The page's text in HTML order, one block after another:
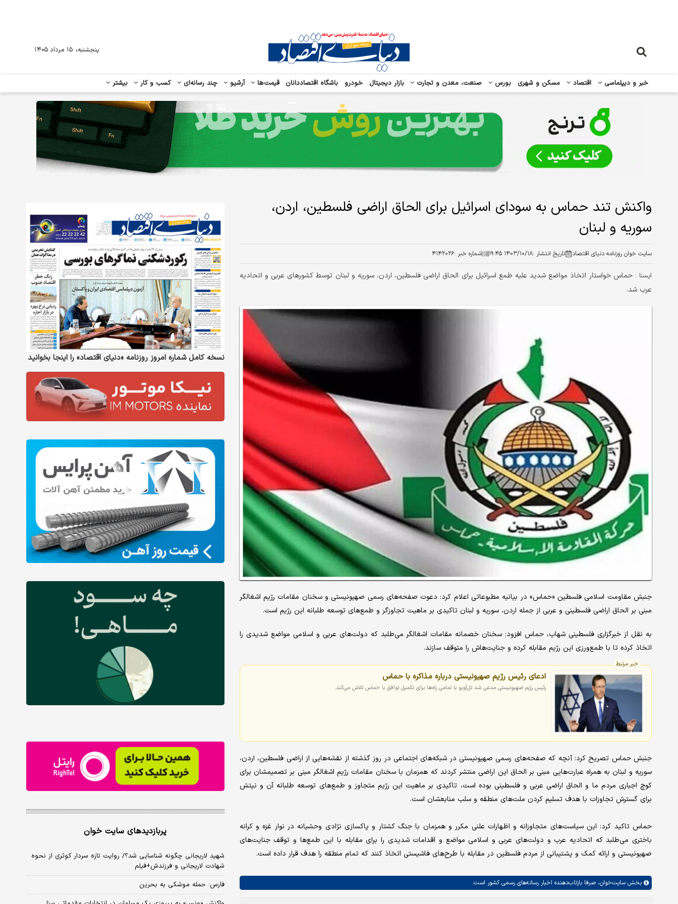
خبر و دیپلماسی اقتصاد مسکن و شهری بورس صنعت، معدن و تجارت بازار دیجیتال خودرو باشگاه اقتصاددانان قیمت‌ها آرشیو چند رسانه‌ای کسب و کار بیشتر
پنجشنبه، ۱۵ مرداد ۱۴۰۵
واکنش تند حماس به سودای اسرائیل برای الحاق اراضی فلسطین، اردن،
سوریه و لبنان
سایت خوان روزنامه دنیای اقتصاد تاریخ انتشار :۱۴۰۳/۱۰/۱۸ ۱۹:۴۵ شماره خبر :۴۱۴۲۰۲۶
ايسنا :حماس خواستار اتخاذ مواضع شدید علیه طمع اسرائیل برای الحاق اراضی فلسطین، اردن، سوریه و لبنان توسط کشورهای عربی و اتحادیه
عرب شد.
جنبش مقاومت اسلامی فلسطین «حماس» در بیانیه مطبوعاتی اعلام کرد: دعوت صفحه‌های رسمی صهیونیستی و سخنان مقامات رژیم اشغالگر
مبنی بر الحاق اراضی فلسطینی و عربی از جمله اردن، سوریه و لبنان تاکیدی بر ماهیت تجاوزگر و طمع‌های توسعه طلبانه این رژیم است.
به نقل از خبرگزاری فلسطینی شهاب، حماس افزود: سخنان خصمانه مقامات اشغالگر می‌طلبد که دولت‌های عربی و اسلامی مواضع شدیدی را
اتخاذ کرده تا با طمع‌ورزی این رژیم مقابله کرده و جنایت‌هاش را متوقف سازند.
خبر مرتبط
ادعای رئیس رژیم صهیونیستی درباره مذاکره با حماس
رئیس رژیم صهیونیستی مدعی شد تل‌آویو با تمامی راه‌ها برای تکمیل توافق با حماس تلاش می‌کند.
جنبش حماس تصریح کرد: آنچه که صفحه‌های رسمی صهیونیستی در شبکه‌های اجتماعی در روز گذشته از نقشه‌هایی از اراضی فلسطین، اردن،
سوریه و لبنان به همراه عبارت‌هایی مبنی بر الحاق این اراضی منتشر کردند که همزمان با سخنان مقامات رژیم اشغالگر مبنی بر تصمیمشان برای
کوچ اجباری مردم ما و الحاق اراضی عربی و فلسطینی بوده است، تاکیدی بر ماهیت این رژیم متجاوز و طمع‌های توسعه طلبانه آن و نیتش
برای گسترش تجاوزات با هدف تسلیم کردن ملت‌های منطقه و سلب منابعشان است.
حماس تاکید کرد: این سیاست‌های متجاوزانه و اظهارات علنی مکرر و همزمان با جنگ کشتار و پاکسازی نژادی وحشیانه در نوار غزه و کرانه
باختری می‌طلبد که اتحادیه عرب و دولت‌های عربی و اسلامی مواضع و اقدامات شدیدی را برای مقابله با این طمع‌ها و توقف جنایت‌های
صهیونیستی و ارائه کمک و پشتیبانی از مردم فلسطین در مقابله با طرح‌های فاشیستی اتخاذ کنند که تمام منطقه را هدف قرار داده است.
بخش سایت‌خوان، صرفا بازتاب‌دهنده اخبار رسانه‌های رسمی کشور است.
نسخه کامل شماره امروز روزنامه «دنیای‌ اقتصاد» را اینجا بخوانید
پربازدیدهای سایت خوان
شهید لاریجانی چگونه شناسایی شد؟/ روایت تازه سردار کوثری از نحوه
شهادت لاریجانی و فرزندش+فیلم
فارس: حمله موشکی به بحرین